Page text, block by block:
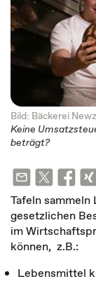
Bild: Bäckerei
Keine
beträgt?
Tafeln
gesetzlichen
im
können, z.B.:
Lebensmittel